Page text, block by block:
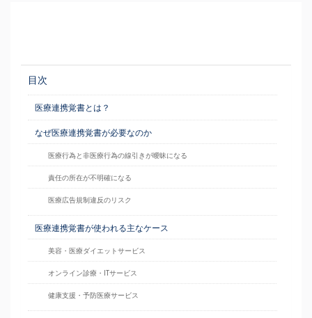
目次
医療連携覚書とは？
なぜ医療連携覚書が必要なのか
医療行為と非医療行為の線引きが曖昧になる
責任の所在が不明確になる
医療広告規制違反のリスク
医療連携覚書が使われる主なケース
美容・医療ダイエットサービス
オンライン診療・ITサービス
健康支援・予防医療サービス